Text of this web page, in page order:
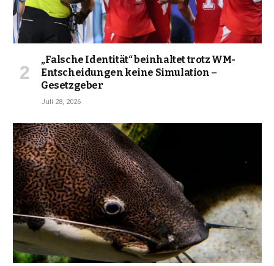
„Falsche Identität“ beinhaltet trotz WM-
Entscheidungen keine Simulation –
Gesetzgeber
Juli 28, 2026